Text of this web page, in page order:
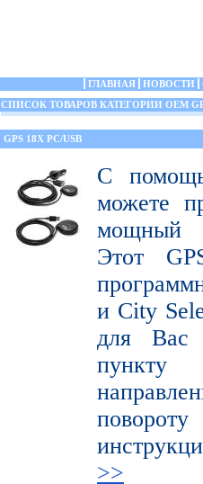
ГЛАВНАЯ НОВОСТИ
СПИСОК ТОВАРОВ КАТЕГОРИИ OEM
GPS 18X PC/USB
С
можете
мощный
Этот
и City
для Вас
пункту
>>